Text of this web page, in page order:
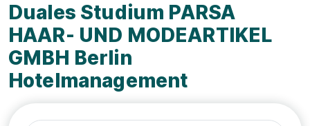
Duales Studium PARSA
HAAR- UND MODEARTIKEL
GMBH Berlin
Hotelmanagement